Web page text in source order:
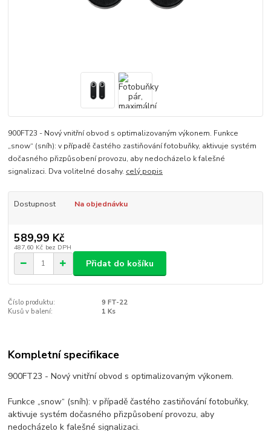
900FT23 - Nový vnitřní obvod s optimalizovaným výkonem. Funkce
„snow“ (sníh): v případě častého zastiňování fotobuňky, aktivuje systém
dočasného přizpůsobení provozu, aby nedocházelo k falešné
signalizaci. Dva volitelné dosahy. celý popis
Dostupnost Na objednávku
589,99 Kč
487,60 Kč bez DPH
Přidat do košíku
Číslo produktu:
9 FT-22
Kusů v balení:
1 Ks
Kompletní specifikace
900FT23 - Nový vnitřní obvod s optimalizovaným výkonem.
Funkce „snow“ (sníh): v případě častého zastiňování fotobuňky,
aktivuje systém dočasného přizpůsobení provozu, aby
nedocházelo k falešné signalizaci.